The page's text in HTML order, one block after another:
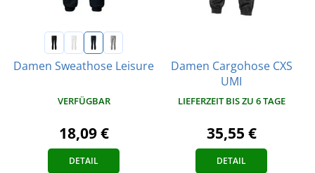
Damen Sweathose Leisure
VERFÜGBAR
18,09 €
DETAIL
Damen Cargohose CXS
UMI
LIEFERZEIT BIS ZU 6 TAGE
35,55 €
DETAIL